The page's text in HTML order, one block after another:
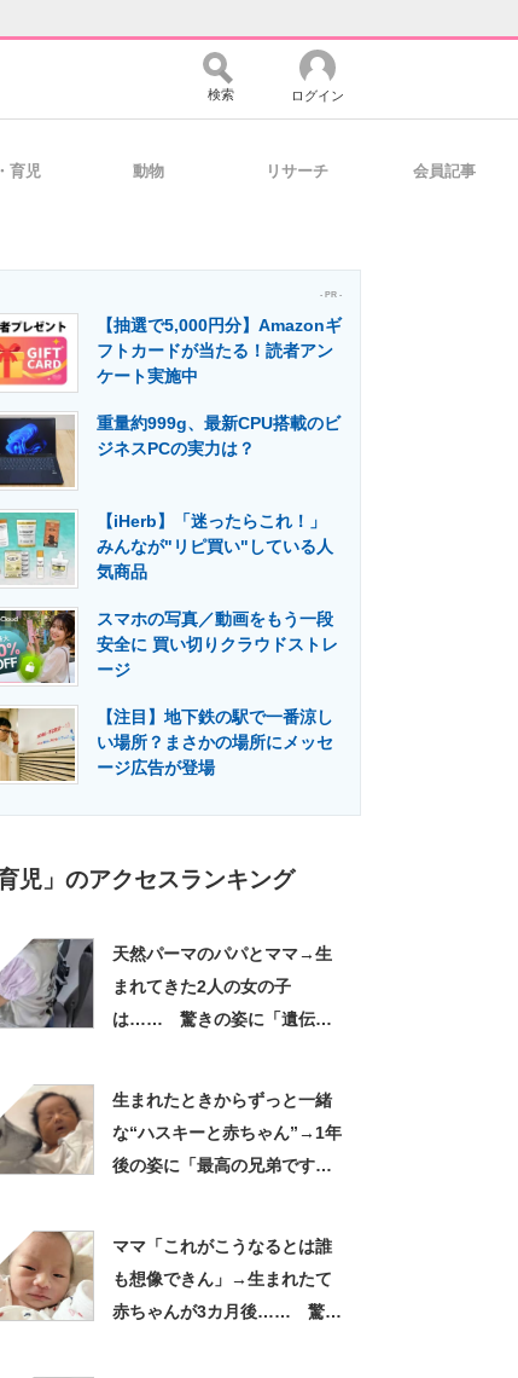
ニティ マーケ×ITの今がよく分かる
を支援
ディア 建設×テクノロジーの最前線
検索 ログイン
育児 動物 リサーチ 会員記事
- PR -
【抽選で5,000円分】Amazonギ
フトカードが当たる！読者アン
ケート実施中
重量約999g、最新CPU搭載のビ
ジネスPCの実力は？
【iHerb】「迷ったらこれ！」
みんなが"リピ買い"している人
気商品
スマホの写真／動画をもう一段
安全に 買い切りクラウドストレ
ージ
【注目】地下鉄の駅で一番涼し
い場所？まさかの場所にメッセ
ージ広告が登場
育児」のアクセスランキング
天然パーマのパパとママ→生
まれてきた2人の女の子
は…… 驚きの姿に「遺伝っ
生まれたときからずっと一緒
な“ハスキーと赤ちゃん”→1年
後の姿に「最高の兄弟です
ママ「これがこうなるとは誰
も想像できん」→生まれたて
赤ちゃんが3カ月後…… 驚き